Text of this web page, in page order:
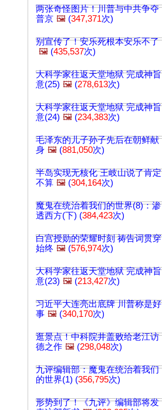
两张奇怪图片！川普与中共争夺
普京 🖼️ (347,371次)
别宣传了！安乐死根本安乐不了
🖼️ (435,537次)
大科学家往返天堂地狱 完成神旨
意(25) 🖼️ (278,613次)
大科学家往返天堂地狱 完成神旨
意(24) 🖼️ (234,383次)
毛泽东的儿子孙子先后在朝鲜献
身 🖼️ (881,050次)
半岛实现无核化 王岐山说了肯定
不算 🖼️ (304,164次)
魔鬼在统治着我们的世界(8)：渗
透西方(下) (384,423次)
白宫授勋的荣耀时刻 祷告词贯穿
始终 🖼️ (576,974次)
大科学家往返天堂地狱 完成神旨
意(23) 🖼️ (213,427次)
习近平大连亮出底牌 川普称是好
事 🖼️ (340,170次)
逛景点！中科院井盖败给老江访
德之作 🖼️ (298,048次)
九评编辑部：魔鬼在统治着我们
的世界(1) (356,795次)
形势到了！《九评》编辑部将发